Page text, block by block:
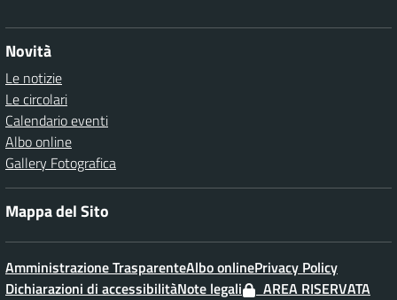
Novità
Le notizie
Le circolari
Calendario eventi
Albo online
Gallery Fotografica
Mappa del Sito
Amministrazione TrasparenteAlbo onlinePrivacy Policy
Dichiarazioni di accessibilitàNote legali
AREA RISERVATA